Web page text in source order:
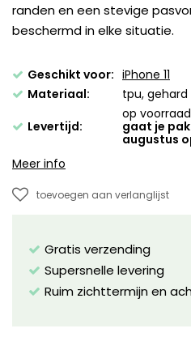
randen en een stevige
beschermd in elke situatie.
Geschikt voor: iPhone 11
Materiaal:
tpu, gehard
Levertijd:
op
gaat je
augustus
Meer info
toevoegen aan verlanglijst
Gratis verzending
Supersnelle levering
Ruim zichttermijn en